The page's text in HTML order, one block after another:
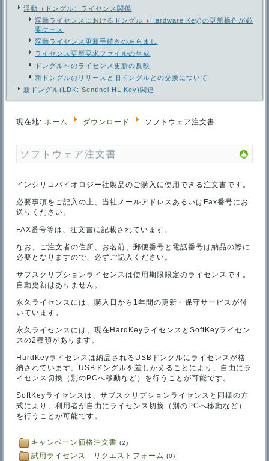
浮動（ドングル）ライセンス関係
浮動ライセンスにおけるドングル（Hardware Key)の更新操作が必
要ケース
浮動ライセンス更新手続きのあらまし
ライセンス更新要求ファイルの生成
ドングルへのライセンス更新の反映
新ドングルのリリースと旧ドングルとの交換について
新ドングル(LDK: Sentinel HL Key)関連
現在地: ホーム ダウンロード ソフトウェア注文書
ソフトウェア注文書
インシリコバイオロジー社製品のご購入に使用できる注文書です。
必要事項をご記入の上、当社メールアドレスあるいはFax番号にお
送りください。
FAX番号等は、注文書に記載されています。
なお、ご注文者の住所、お名前、郵便番号と電話番号は納品の際に
必要となりますので、必ずご記入ください。
サブスクリプションライセンスは使用期限限定のライセンスです。
自動更新はありません。
永久ライセンスには、購入日から1年間の更新・保守サービスが付
いています。
永久ライセンスには、現在HardKeyライセンスとSoftKeyライセン
スの2種類があります。
HardKeyライセンスは納品されるUSBドングルにライセンスが格
納されています。USBドングルを差しかえることにより、自由にラ
イセンス切換（別のPCへ移動など）を行うことが可能です。
SoftKeyライセンスは、サブスクリプションライセンスと同様の方
式により、利用者が自由にライセンス切換（別のPCへ移動など）
を行うことが可能です。
キャンペーン価格注文書 (2)
試用ライセンス リクエストフォーム (0)